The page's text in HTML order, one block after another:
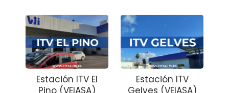
Estación ITV El
Estación ITV